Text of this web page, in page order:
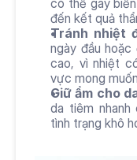
có thể gây
đến kết quả
Tránh nhiệt
ngày đầu
cao, vì nhiệt
vực mong
Giữ ẩm cho
da tiêm nhanh
tình trạng khô